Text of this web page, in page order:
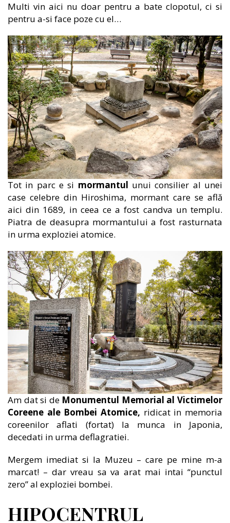
Multi vin aici nu doar pentru a bate clopotul, ci si
pentru a-si face poze cu el…
Tot in parc e si mormantul unui consilier al unei
case celebre din Hiroshima, mormant care se află
aici din 1689, in ceea ce a fost candva un templu.
Piatra de deasupra mormantului a fost rasturnata
in urma exploziei atomice.
Am dat si de Monumentul Memorial al Victimelor
Coreene ale Bombei Atomice, ridicat in memoria
coreenilor aflati (fortat) la munca in Japonia,
decedati in urma deflagratiei.
Mergem imediat si la Muzeu – care pe mine m-a
marcat! – dar vreau sa va arat mai intai “punctul
zero” al exploziei bombei.
HIPOCENTRUL